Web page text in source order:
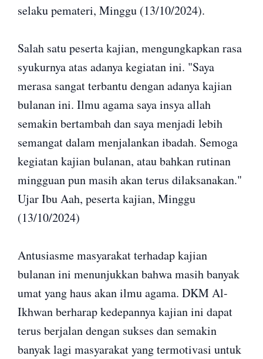
selaku pemateri, Minggu (13/10/2024).
Salah satu peserta kajian, mengungkapkan rasa
syukurnya atas adanya kegiatan ini. "Saya
merasa sangat terbantu dengan adanya kajian
bulanan ini. Ilmu agama saya insya allah
semakin bertambah dan saya menjadi lebih
semangat dalam menjalankan ibadah. Semoga
kegiatan kajian bulanan, atau bahkan rutinan
mingguan pun masih akan terus dilaksanakan."
Ujar Ibu Aah, peserta kajian, Minggu
(13/10/2024)
Antusiasme masyarakat terhadap kajian
bulanan ini menunjukkan bahwa masih banyak
umat yang haus akan ilmu agama. DKM Al-
Ikhwan berharap kedepannya kajian ini dapat
terus berjalan dengan sukses dan semakin
banyak lagi masyarakat yang termotivasi untuk